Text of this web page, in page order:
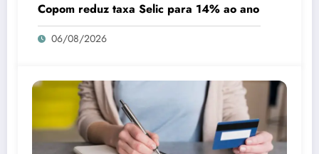
Copom reduz taxa Selic para 14% ao ano
06/08/2026